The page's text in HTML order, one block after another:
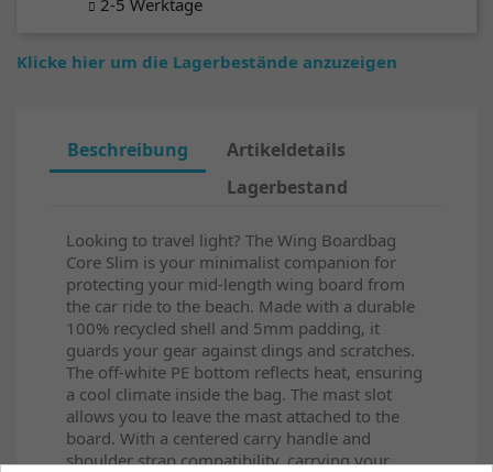
Klicke hier um die Lagerbestände anzuzeigen
Beschreibung
Artikeldetails
Lagerbestand
Looking to travel light? The Wing Boardbag
Core Slim is your minimalist companion for
protecting your mid-length wing board from
the car ride to the beach. Made with a durable
100% recycled shell and 5mm padding, it
guards your gear against dings and scratches.
The off-white PE bottom reflects heat, ensuring
a cool climate inside the bag. The mast slot
allows you to leave the mast attached to the
board. With a centered carry handle and
shoulder strap compatibility, carrying your